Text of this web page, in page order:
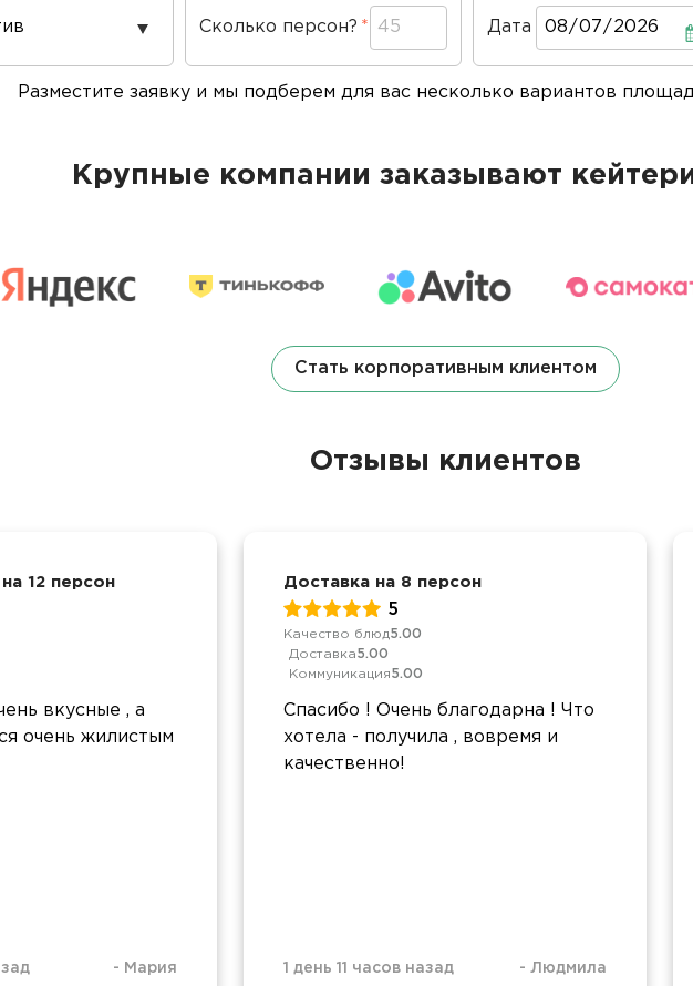
Сколько персон? Дата Дата
Разместите заявку и мы подберем для вас несколько вариантов
Крупные компании заказывают
Стать корпоративным клиентом
Отзывы клиентов
12 персон
вкусные , а
очень жилистым
- Мария
Доставка на 8 персон
5
Качество блюд5.00
Доставка5.00
Коммуникация5.00
Спасибо ! Очень благодарна ! Что
хотела - получила , вовремя и
качественно!
1 день 11 часов назад - Людмила